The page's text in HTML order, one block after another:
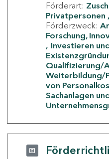
Förderart:
Privatpersonen
Förderzweck:
Forschung,
Investieren
Qualifizierung/
Weiterbildung/
von
Sachanlagen